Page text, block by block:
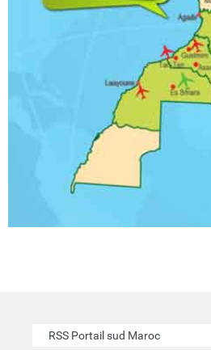
RSS Portail sud Maroc